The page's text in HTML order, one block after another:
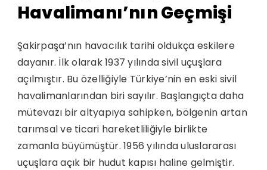
Havalimanı’nın Geçmişi
Şakirpaşa’nın havacılık tarihi oldukça eskilere
dayanır. İlk olarak 1937 yılında sivil uçuşlara
açılmıştır. Bu özelliğiyle Türkiye’nin en eski sivil
havalimanlarından biri sayılır. Başlangıçta daha
mütevazı bir altyapıya sahipken, bölgenin artan
tarımsal ve ticari hareketliliğiyle birlikte
zamanla büyümüştür. 1956 yılında uluslararası
uçuşlara açık bir hudut kapısı haline gelmiştir.